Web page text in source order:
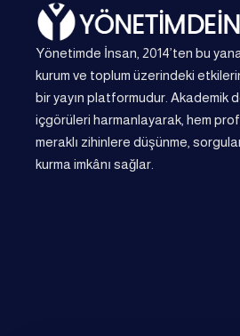
Yönetimde İnsan, 2014’ten bu
kurum ve toplum üzerindeki
bir yayın platformudur. Akademik
içgörüleri harmanlayarak, hem
meraklı zihinlere düşünme,
kurma imkânı sağlar.